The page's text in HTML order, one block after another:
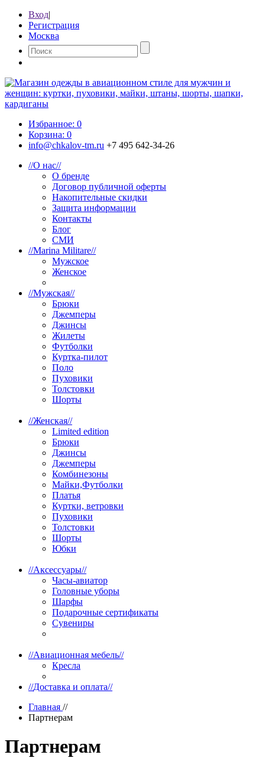
Вход|
Регистрация
Москва
Избранное: 0
Корзина: 0
info@chkalov-tm.ru +7 495 642-34-26
//О нас//
О бренде
Договор публичной оферты
Накопительные скидки
Защита информации
Контакты
Блог
СМИ
//Marina Militare//
Мужское
Женское
//Мужская//
Брюки
Джемперы
Джинсы
Жилеты
Футболки
Куртка-пилот
Поло
Пуховики
Толстовки
Шорты
//Женская//
Limited edition
Брюки
Джинсы
Джемперы
Комбинезоны
Майки,Футболки
Платья
Куртки, ветровки
Пуховики
Толстовки
Шорты
Юбки
//Аксессуары//
Часы-авиатор
Головные уборы
Шарфы
Подарочные сертификаты
Сувениры
//Авиационная мебель//
Кресла
//Доставка и оплата//
Главная //
Партнерам
Партнерам